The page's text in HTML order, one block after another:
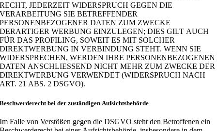
RECHT, JEDERZEIT WIDERSPRUCH GEGEN DIE
VERARBEITUNG SIE BETREFFENDER
PERSONENBEZOGENER DATEN ZUM ZWECKE
DERARTIGER WERBUNG EINZULEGEN; DIES GILT AUCH
FÜR DAS PROFILING, SOWEIT ES MIT SOLCHER
DIREKTWERBUNG IN VERBINDUNG STEHT. WENN SIE
WIDERSPRECHEN, WERDEN IHRE PERSONENBEZOGENEN
DATEN ANSCHLIESSEND NICHT MEHR ZUM ZWECKE DER
DIREKTWERBUNG VERWENDET (WIDERSPRUCH NACH
ART. 21 ABS. 2 DSGVO).
Beschwerderecht bei der zuständigen Aufsichtsbehörde
Im Falle von Verstößen gegen die DSGVO steht den Betroffenen ein